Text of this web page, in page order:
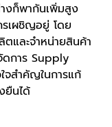
งก็พากันเพิ่มสูง
เผชิญอยู่ โดย
ตและจำหน่ายสินค้า
ดการ Supply
จสำคัญในการแก้
ยืนได้